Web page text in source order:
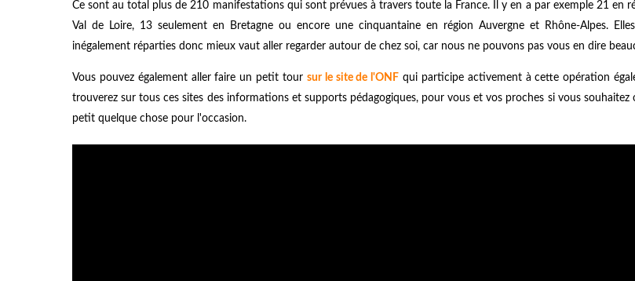
Ce sont au total plus de 210 manifestations qui sont prévues à travers toute la France. Il y en a par exemple 21 en
Val de Loire, 13 seulement en Bretagne ou encore une cinquantaine en région Auvergne et Rhône-Alpes.
inégalement réparties donc mieux vaut aller regarder autour de chez soi, car nous ne pouvons pas vous en dire
Vous pouvez également aller faire un petit tour sur le site de l'ONF qui participe activement à cette opération
trouverez sur tous ces sites des informations et supports pédagogiques, pour vous et vos proches si vous souhaitez
petit quelque chose pour l'occasion.